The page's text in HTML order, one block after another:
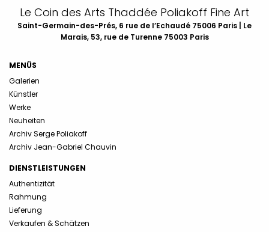
Le Coin des Arts Thaddée Poliakoff Fine Art
Saint-Germain-des-Prés, 6 rue de l’Echaudé 75006 Paris | Le
Marais, 53, rue de Turenne 75003 Paris
MENÜS
Galerien
Künstler
Werke
Neuheiten
Archiv Serge Poliakoff
Archiv Jean-Gabriel Chauvin
DIENSTLEISTUNGEN
Authentizität
Rahmung
Lieferung
Verkaufen & Schätzen